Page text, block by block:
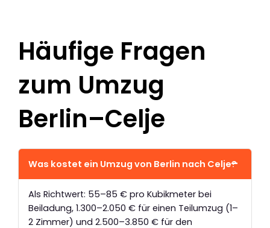
Häufige Fragen
zum Umzug
Berlin–Celje
Was kostet ein Umzug von Berlin nach Celje?
Als Richtwert: 55–85 € pro Kubikmeter bei
Beiladung, 1.300–2.050 € für einen Teilumzug (1–
2 Zimmer) und 2.500–3.850 € für den